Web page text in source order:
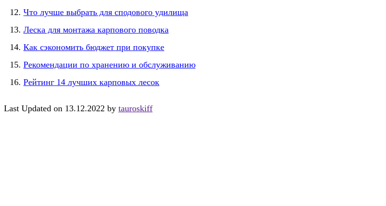
Что лучше выбрать для сподового удилища
Леска для монтажа карпового поводка
Как сэкономить бюджет при покупке
Рекомендации по хранению и обслуживанию
Рейтинг 14 лучших карповых лесок
Last Updated on 13.12.2022 by tauroskiff